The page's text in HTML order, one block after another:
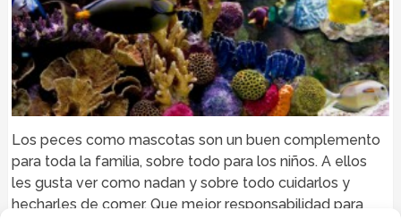
Los peces como mascotas son un buen complemento
para toda la familia, sobre todo para los niños. A ellos
les gusta ver como nadan y sobre todo cuidarlos y
hecharles de comer. Que mejor responsabilidad para